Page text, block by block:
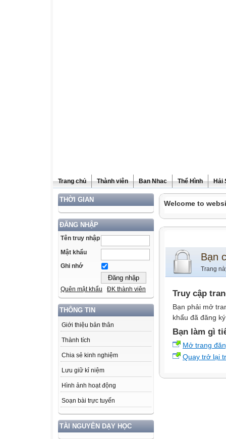
Trang chủ Thành viên Ban Nhac Thể Hình Hải
THỜI GIAN
ĐĂNG NHẬP
Tên truy nhập
Mật khẩu
Ghi nhớ
Quên mật khẩu ĐK thành viên
THÔNG TIN
Giới thiệu bản thân
Thành tích
Chia sẻ kinh nghiệm
Lưu giữ kỉ niệm
Hình ảnh hoạt động
Soạn bài trực tuyến
TÀI NGUYÊN DẠY HỌC
Welcome to
Bạn
Trang
Truy cập
Bạn phải mở
khẩu đã đăng
Bạn làm gì
Mở trang
Quay trở lại